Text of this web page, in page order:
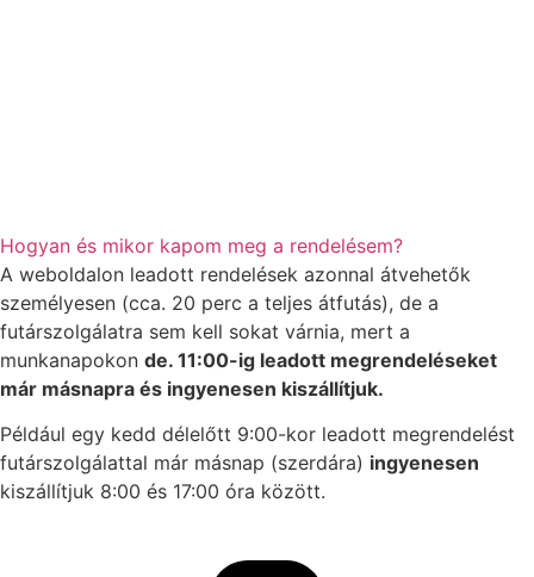
Hogyan és mikor kapom meg a rendelésem?
A weboldalon leadott rendelések azonnal átvehetők
személyesen (cca. 20 perc a teljes átfutás), de a
futárszolgálatra sem kell sokat várnia, mert a
munkanapokon de. 11:00-ig leadott megrendeléseket
már másnapra és ingyenesen kiszállítjuk.
Például egy kedd délelőtt 9:00-kor leadott megrendelést
futárszolgálattal már másnap (szerdára) ingyenesen
kiszállítjuk 8:00 és 17:00 óra között.